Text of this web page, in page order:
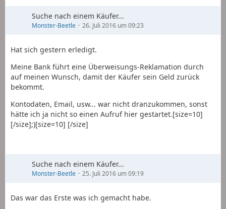
Suche nach einem Käufer...
Monster-Beetle 26. Juli 2016 um 09:23
Hat sich gestern erledigt.
Meine Bank führt eine Überweisungs-Reklamation durch
auf meinen Wunsch, damit der Käufer sein Geld zurück
bekommt.
Kontodaten, Email, usw... war nicht dranzukommen, sonst
hätte ich ja nicht so einen Aufruf hier gestartet.[size=10]
[/size];)[size=10] [/size]
Suche nach einem Käufer...
Monster-Beetle 25. Juli 2016 um 09:19
Das war das Erste was ich gemacht habe.